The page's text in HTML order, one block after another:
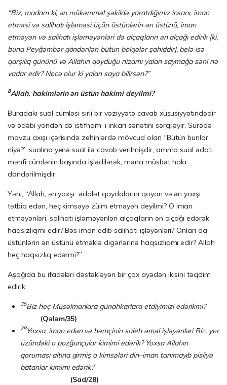
“Biz, madam ki, ən mükəmməl şəkildə yaratdığımız insanı, iman
etməsi və salihatı işləməsi üçün üstünlərin ən üstünü, iman
etməyən və salihatı işləməyənləri də alçaqların ən alçağı edirik [ki,
buna Peyğəmbər göndərilən bütün bölgələr şahiddir], belə isə
qarşılıq gününü və Allahın qoyduğu nizamı yalan saymağa səni nə
vadar edir? Necə olur ki yalan saya bilirsən?”
8Allah, hakimlərin ən üstün hakimi deyilmi?
Buradakı sual cümləsi sirli bir vəziyyətə cavab xüsusiyyətindədir
və ədəbi yöndən də istifham–i inkari sənətini sərgiləyir. Surədə
mövzu axışı içərisində zehinlərdə mövcud olan “Bütün bunlar
niyə?” sualına yenə sual ilə cavab verilmişdir, amma sual ədatı
mənfi cümlənin başında işlədilərək, məna müsbət hala
döndərilmişdir.
Yəni, “Allah, ən yaxşı ədalət qaydalarını qoyan və ən yaxşı
tətbiq edən, heç kimsəyə zülm etməyən deyilmi? O iman
etməyənləri, salihatı işləməyənləri alçaqların ən alçağı edərək
haqsızlıqmı edir? Bəs iman edib salihatı işləyənləri? Onları da
üstünlərin ən üstünü etməklə digərlərinə haqsızlıqmı edir? Allah
heç haqsızlıq edərmi?”
Aşağıda bu ifadələri dəstəkləyən bir çox ayədən ikisini təqdim
edirik:
35Biz heç Müsəlmanlara günahkarlara etdiyimizi edə­rik­mi?
(Qələm/35)
28Yoxsa, iman edən və həmçinin saleh əməl işləyənləri Biz, yer
üzündəki o pozğunçular kimimi edərik? Yoxsa Allahın
qoruması altına girmiş o kimsələri din–iman tanımayıb pisliyə
batanlar kimimi edərik?
(Sad/28)